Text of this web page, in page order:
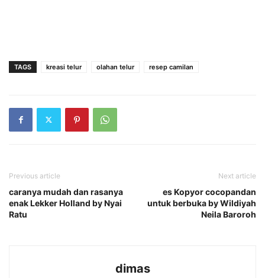
TAGS kreasi telur olahan telur resep camilan
Previous article
caranya mudah dan rasanya
enak Lekker Holland by Nyai
Ratu
Next article
es Kopyor cocopandan
untuk berbuka by Wildiyah
Neila Baroroh
dimas